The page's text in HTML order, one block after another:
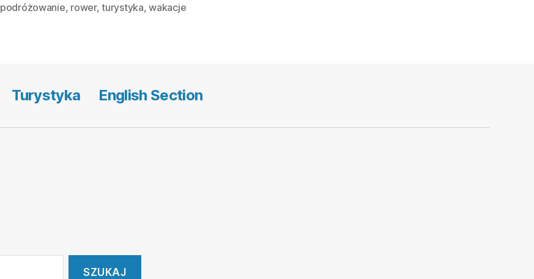
podróżowanie, rower,turystyka,wakacje
Turystyka English Section